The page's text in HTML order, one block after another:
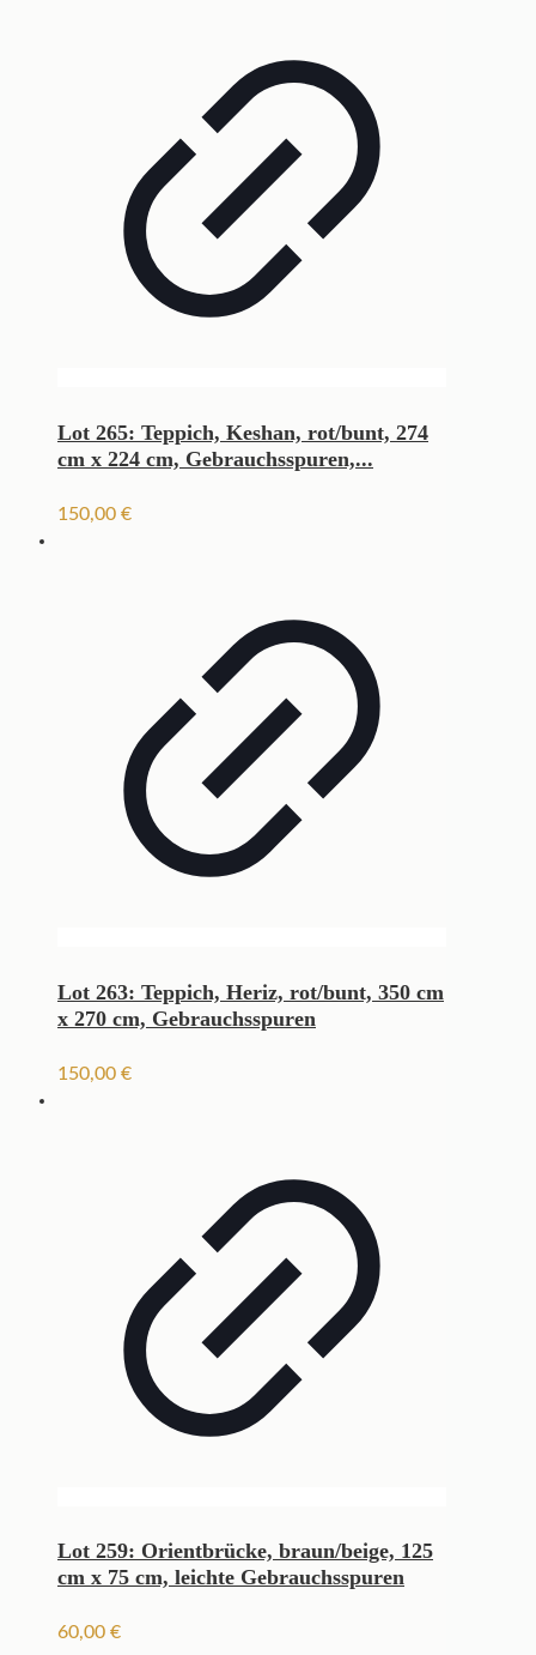
Lot 265: Teppich, Keshan, rot/bunt, 274
cm x 224 cm, Gebrauchsspuren,...
150,00 €
Lot 263: Teppich, Heriz, rot/bunt, 350 cm
x 270 cm, Gebrauchsspuren
150,00 €
Lot 259: Orientbrücke, braun/beige, 125
cm x 75 cm, leichte Gebrauchsspuren
60,00 €